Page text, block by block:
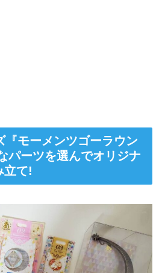
『モーメンツゴーラウン
パーツを選んでオリジナ
立て!